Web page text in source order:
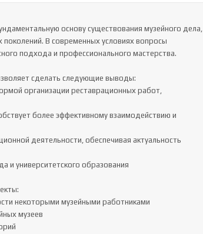
основу существования музейного дела,
В современных условиях вопросы
подхода и профессионального мастерства.
сделать следующие выводы:
организации реставрационных работ,
более эффективному взаимодействию и
деятельности, обеспечивая актуальность
и университетского образования
некоторыми музейными работниками
музеев